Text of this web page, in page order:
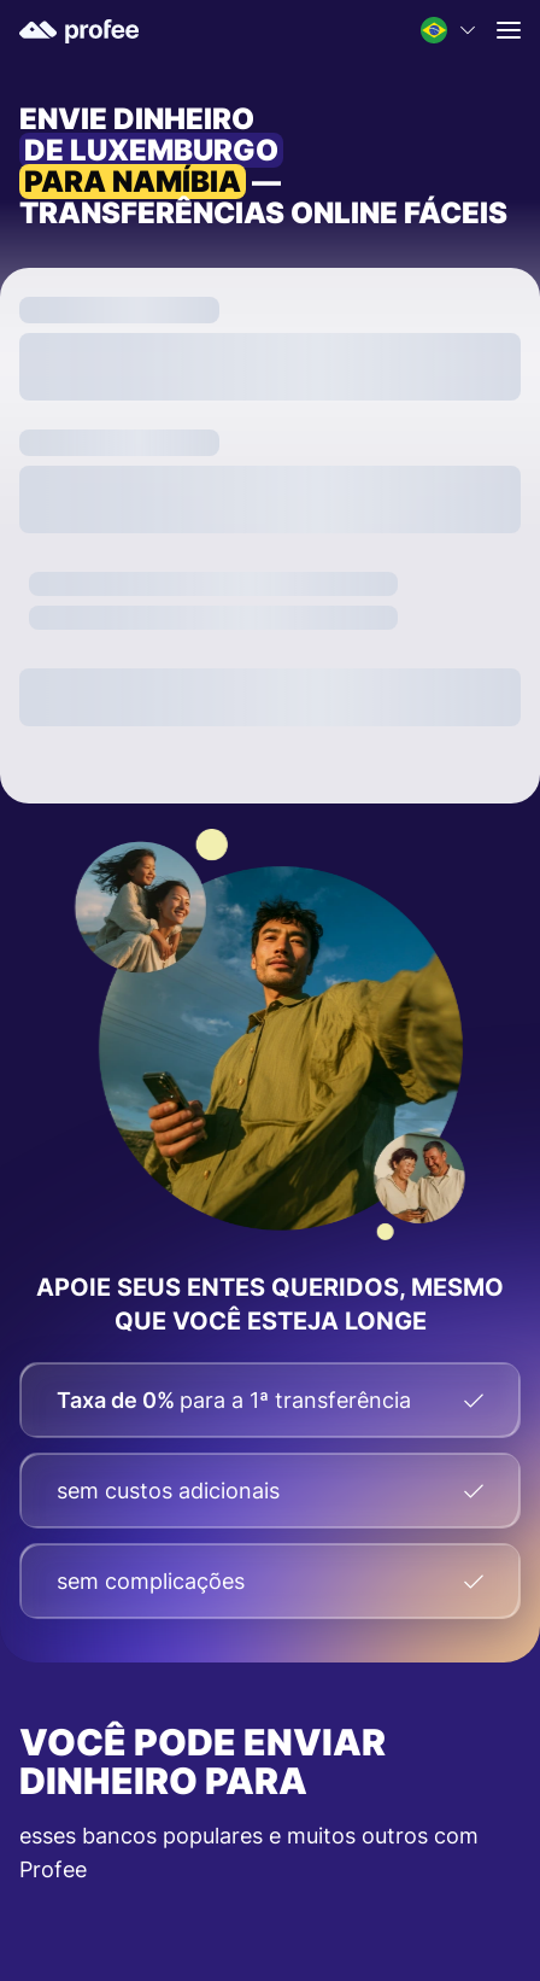
ENVIE DINHEIRO
DE LUXEMBURGO
PARA NAMÍBIA —
TRANSFERÊNCIAS ONLINE FÁCEIS
APOIE SEUS ENTES QUERIDOS, MESMO
QUE VOCÊ ESTEJA LONGE
Taxa de 0% para a 1ª transferência
sem custos adicionais
sem complicações
VOCÊ PODE ENVIAR
DINHEIRO PARA
esses bancos populares e muitos outros com
Profee